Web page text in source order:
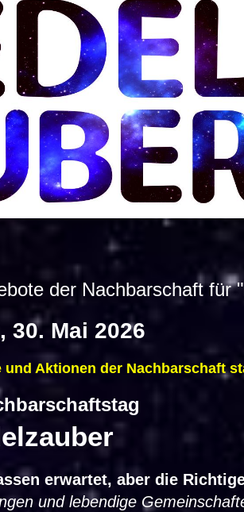
der Nachbarschaft für
30. Mai 2026
Aktionen der Nachbarschaft
erwartet, aber die
und lebendige